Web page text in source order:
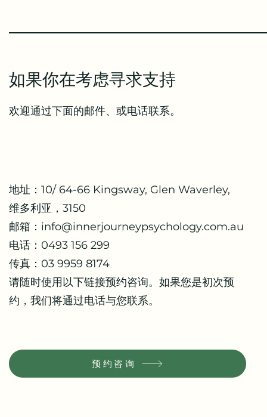
如果你在考虑寻求支持
欢迎通过下面的邮件、或电话联系。
地址：10/ 64-66 Kingsway, Glen Waverley,
维多利亚，3150
邮箱： info@innerjourneypsychology.com.au
电话：0493 156 299
传真：03 9959 8174
请随时使用以下链接预约咨询。如果您是初次预
约，我们将通过电话与您联系。
预约咨询